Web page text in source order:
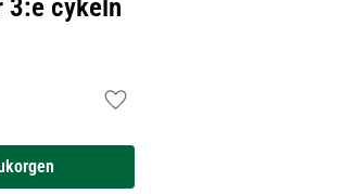
3:e cykeln
Lägg till i favoriter